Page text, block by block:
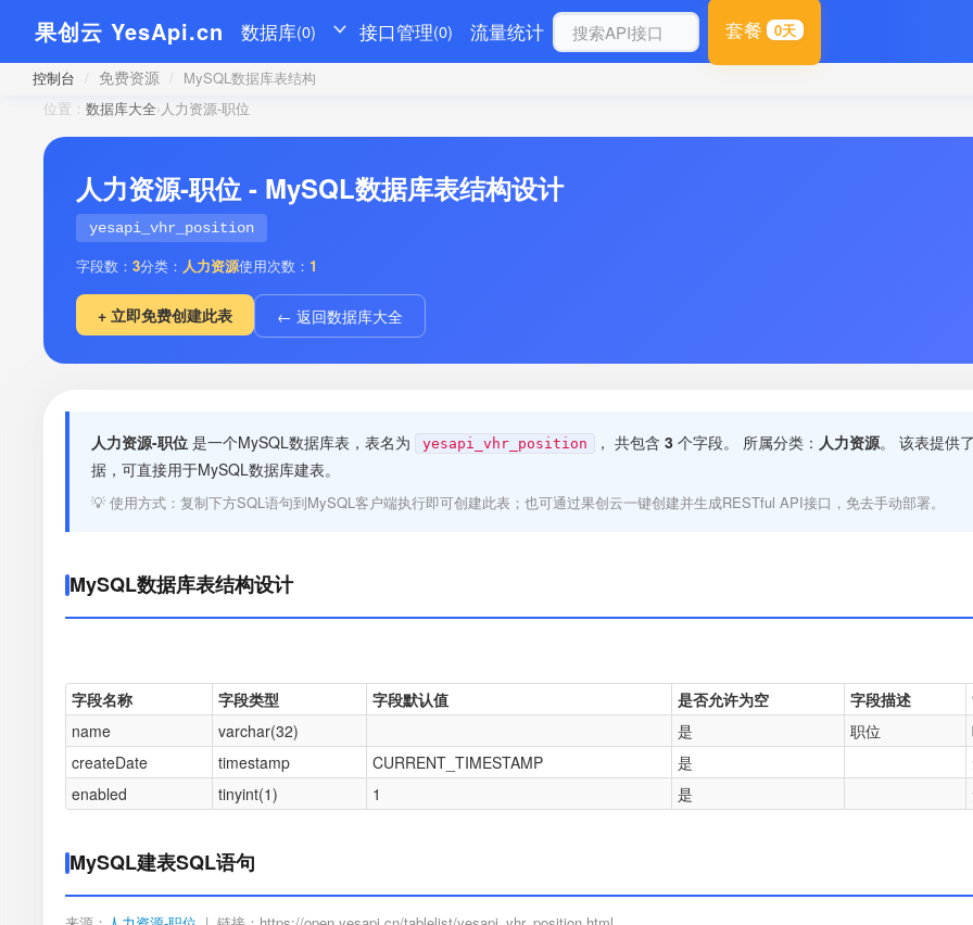
果创云 YesApi.cn 数据库(0) 接口管理(0) 流量统计 套餐 0天
控制台 / 免费资源 / MySQL数据库表结构
位置： 数据库大全›人力资源-职位
人力资源-职位 - MySQL数据库表结构设计
yesapi_vhr_position
字段数： 3分类： 人力资源使用次数： 1
+ 立即免费创建此表 ← 返回数据库大全
人力资源-职位 是一个MySQL数据库表，表名为 yesapi_vhr_position ， 共包含 3 个字段。 所属分类： 人力资源。 该表提供
据，可直接用于MySQL数据库建表。
💡 使用方式：复制下方SQL语句到MySQL客户端执行即可创建此表；也可通过果创云一键创建并生成RESTful API接口，免去手动部署。
MySQL数据库表结构设计
字段名称 字段类型 字段默认值 是否允许为空 字段描述
name
varchar(32) 是 职位
createDate
timestamp CURRENT_TIMESTAMP 是
enabled
tinyint(1) 1 是
MySQL建表SQL语句